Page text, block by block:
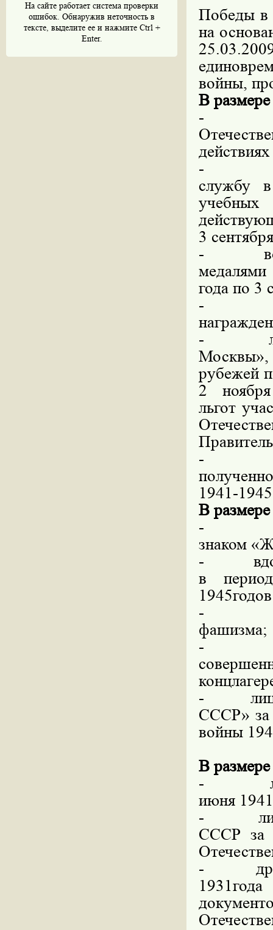
На сайте работает система проверки
ошибок. Обнаружив неточность в
тексте, выделите ее и нажмите Ctrl +
Enter.
Победы в
на
войны,
В
-
-
службу
3
-
года по 3
-
-
Москвы»,
рубежей
2
льгот
-
1941-1945
В
-
знаком
-
в
-
фашизма;
-
-
СССР» за
войны
В
-
июня
-
СССР за
-